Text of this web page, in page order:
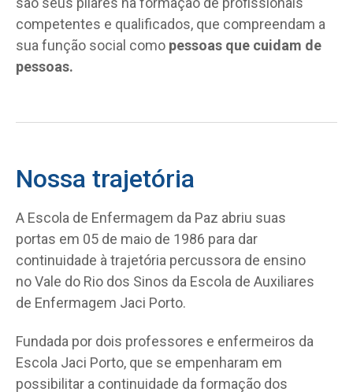
competentes e qualificados, que compreendam a
sua função social como pessoas que cuidam de
pessoas.
Nossa trajetória
A Escola de Enfermagem da Paz abriu suas
portas em 05 de maio de 1986 para dar
continuidade à trajetória percussora de ensino
no Vale do Rio dos Sinos da Escola de Auxiliares
de Enfermagem Jaci Porto.
Fundada por dois professores e enfermeiros da
Escola Jaci Porto, que se empenharam em
possibilitar a continuidade da formação dos